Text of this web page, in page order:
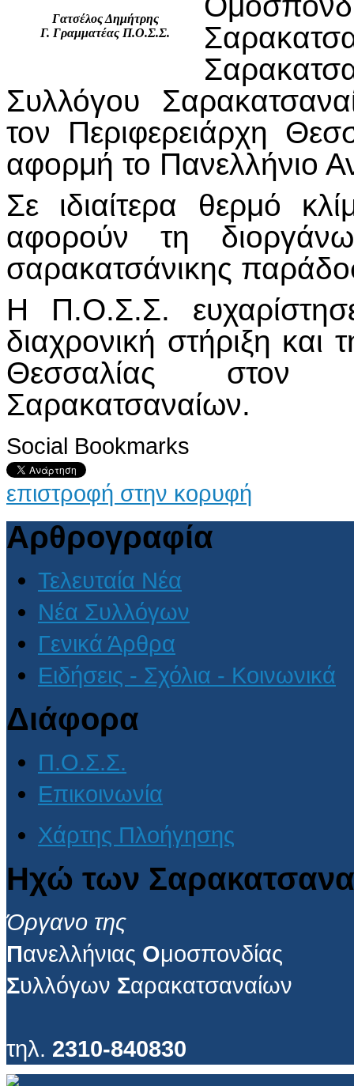
Γατσέλος Δημήτρης
Γ. Γραμματέας Π.Ο.Σ.Σ.
Συλλόγου
τον Περιφερειάρχη
αφορμή το Πανελλήνιο
Σε ιδιαίτερα θερμό
αφορούν τη
σαρακατσάνικης
Η Π.Ο.Σ.Σ.
διαχρονική στήριξη και
Θεσσαλίας στον
Σαρακατσαναίων.
Social Bookmarks
επιστροφή στην κορυφή
Αρθρογραφία
Τελευταία Νέα
Νέα Συλλόγων
Γενικά Άρθρα
Ειδήσεις - Σχόλια - Κοινωνικά
Διάφορα
Π.Ο.Σ.Σ.
Επικοινωνία
Χάρτης Πλοήγησης
Ηχώ των
Όργανο της
Πανελλήνιας Ομοσπονδίας
Συλλόγων Σαρακατσαναίων
τηλ. 2310-840830